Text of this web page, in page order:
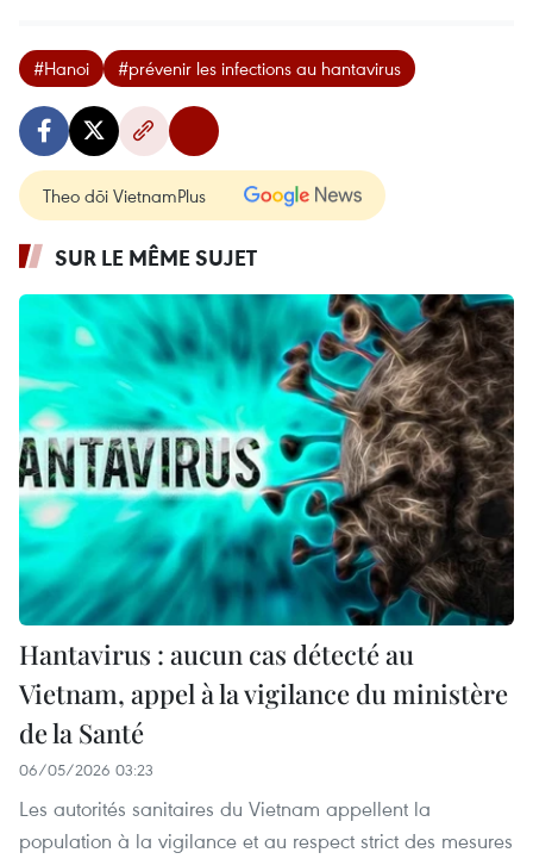
#Hanoi #prévenir les infections au hantavirus
Theo dõi VietnamPlus
SUR LE MÊME SUJET
Hantavirus : aucun cas détecté au
Vietnam, appel à la vigilance du ministère
de la Santé
06/05/2026 03:23
Les autorités sanitaires du Vietnam appellent la
population à la vigilance et au respect strict des mesures